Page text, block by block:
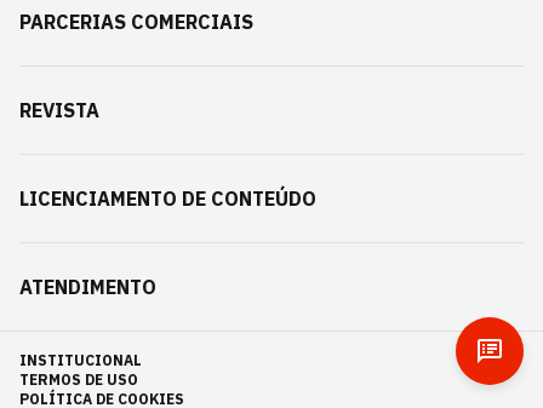
PARCERIAS COMERCIAIS
REVISTA
LICENCIAMENTO DE CONTEÚDO
ATENDIMENTO
INSTITUCIONAL
TERMOS DE USO
POLÍTICA DE COOKIES